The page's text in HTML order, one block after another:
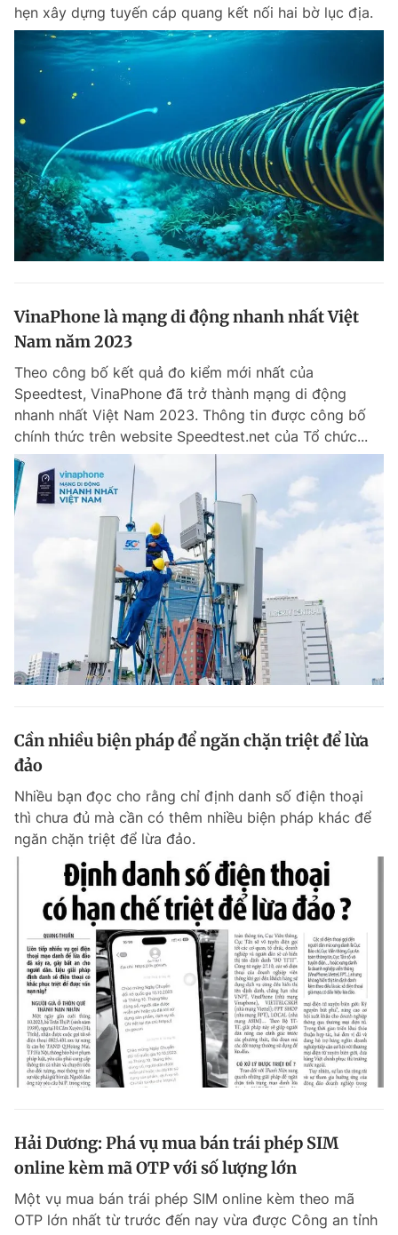
hẹn xây dựng tuyến cáp quang kết nối hai bờ lục địa.
VinaPhone là mạng di động nhanh nhất Việt
Nam năm 2023
Theo công bố kết quả đo kiểm mới nhất của
Speedtest, VinaPhone đã trở thành mạng di động
nhanh nhất Việt Nam 2023. Thông tin được công bố
chính thức trên website Speedtest.net của Tổ chức...
Cần nhiều biện pháp để ngăn chặn triệt để lừa
đảo
Nhiều bạn đọc cho rằng chỉ định danh số điện thoại
thì chưa đủ mà cần có thêm nhiều biện pháp khác để
ngăn chặn triệt để lừa đảo.
Hải Dương: Phá vụ mua bán trái phép SIM
online kèm mã OTP với số lượng lớn
Một vụ mua bán trái phép SIM online kèm theo mã
OTP lớn nhất từ trước đến nay vừa được Công an tỉnh